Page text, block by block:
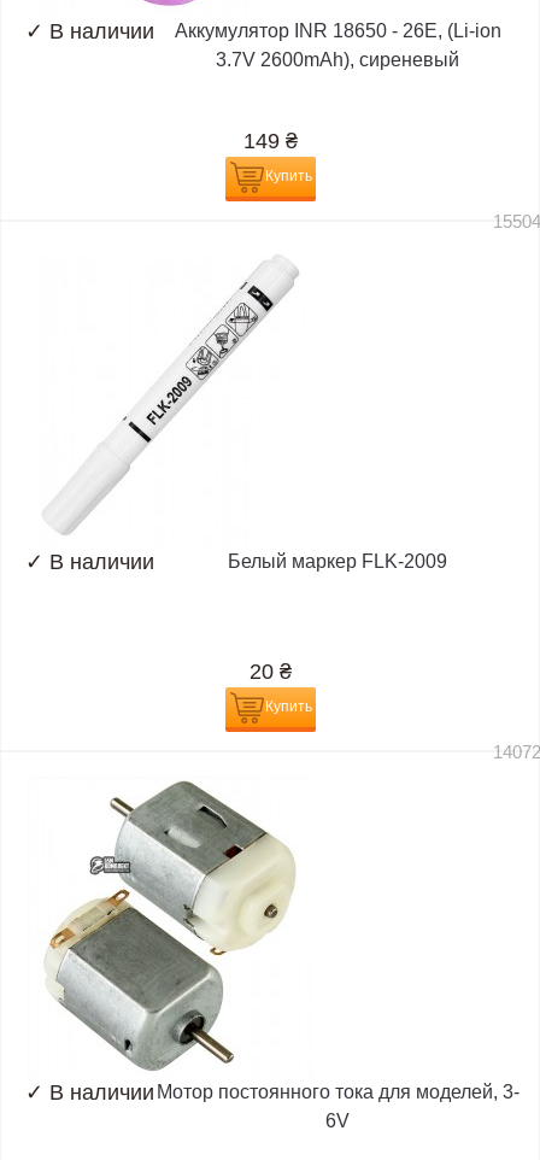
✓ В наличии
Аккумулятор INR 18650 - 26E, (Li-ion
3.7V 2600mAh), сиреневый
149 ₴
Купить
✓ В наличии Белый маркер FLK-2009
20 ₴
Купить
✓ В наличии Мотор постоянного тока для моделей, 3-
6V